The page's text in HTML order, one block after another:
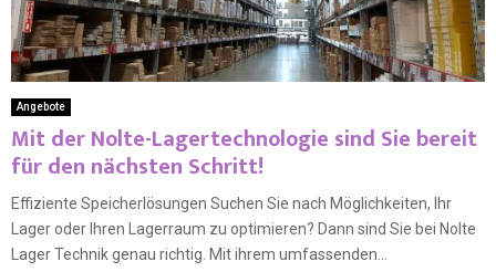
Angebote
Mit der Nolte-Lagertechnologie sind Sie bereit
für den nächsten Schritt!
Effiziente Speicherlösungen Suchen Sie nach Möglichkeiten, Ihr
Lager oder Ihren Lagerraum zu optimieren? Dann sind Sie bei Nolte
Lager Technik genau richtig. Mit ihrem umfassenden...